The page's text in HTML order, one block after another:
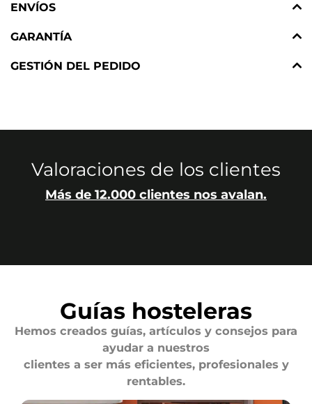
ENVÍOS
GARANTÍA
GESTIÓN DEL PEDIDO
Valoraciones de los clientes
Más de 12.000 clientes nos avalan.
Guías hosteleras
Hemos creados guías, artículos y consejos para
ayudar a nuestros
clientes a ser más eficientes, profesionales y
rentables.